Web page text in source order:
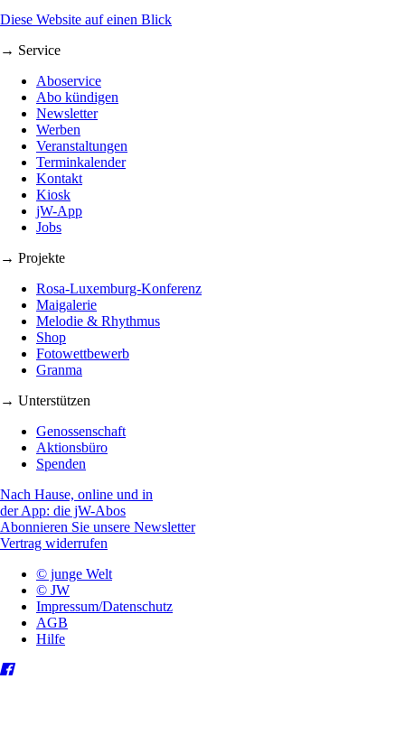
Diese Website auf einen Blick
→ Service
Aboservice
Abo kündigen
Newsletter
Werben
Veranstaltungen
Terminkalender
Kontakt
Kiosk
jW-App
Jobs
→ Projekte
Rosa-Luxemburg-Konferenz
Maigalerie
Melodie & Rhythmus
Shop
Fotowettbewerb
Granma
→ Unterstützen
Genossenschaft
Aktionsbüro
Spenden
Nach Hause, online und in
der App: die jW-Abos
Abonnieren Sie unsere Newsletter
Vertrag widerrufen
© junge Welt
© JW
Impressum/Datenschutz
AGB
Hilfe